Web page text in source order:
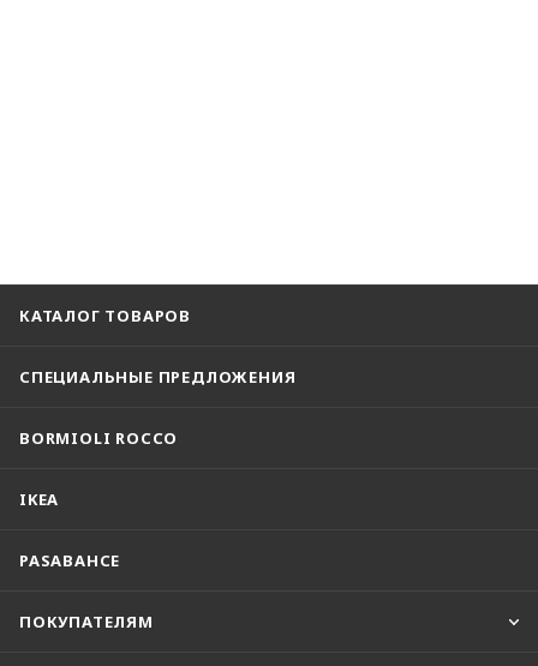
КАТАЛОГ ТОВАРОВ
СПЕЦИАЛЬНЫЕ ПРЕДЛОЖЕНИЯ
BORMIOLI ROCCO
IKEA
PASABAHCE
ПОКУПАТЕЛЯМ